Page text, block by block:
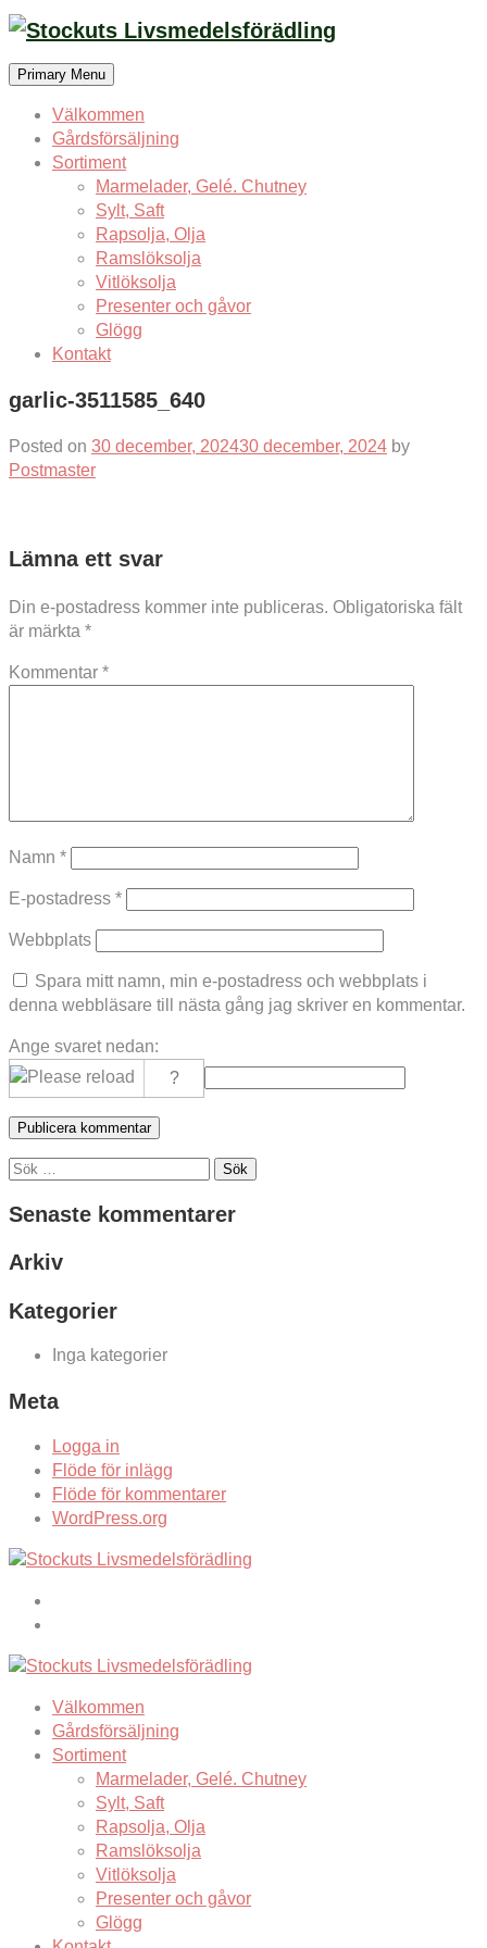
Skip
content
Primary Menu
Välkommen
Gårdsförsäljning
Sortiment
Marmelader, Gelé. Chutney
Sylt, Saft
Rapsolja, Olja
Ramslöksolja
Vitlöksolja
Presenter och gåvor
Glögg
Kontakt
garlic-3511585_640
Posted on 30 december, 202430 december, 2024 by
Postmaster
Lämna ett svar
Din e-postadress kommer inte publiceras. Obligatoriska fält
är märkta *
Kommentar *
Namn *
E-postadress *
Webbplats
Spara mitt namn, min e-postadress och webbplats i
denna webbläsare till nästa gång jag skriver en kommentar.
Ange svaret nedan:
Sök
Senaste kommentarer
Arkiv
Kategorier
Inga kategorier
Meta
Logga in
Flöde för inlägg
Flöde för kommentarer
WordPress.org
Välkommen
Gårdsförsäljning
Sortiment
Marmelader, Gelé. Chutney
Sylt, Saft
Rapsolja, Olja
Ramslöksolja
Vitlöksolja
Presenter och gåvor
Glögg